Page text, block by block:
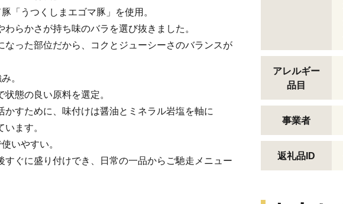
「うつくしまエゴマ豚」を使用。
らかさが持ち味のバラを選び抜きました。
った部位だから、コクとジューシーさのバランスが
。
態の良い原料を選定。
すために、味付けは醤油とミネラル岩塩を軸に
ます。
いやすい。
ぐに盛り付けでき、日常の一品からご馳走メニュー
アレルギー
品目
事業者
返礼品ID